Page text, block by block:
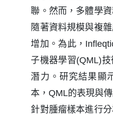
聯。然而，多體學
隨著資料規模與複
增加。為此，
子機器學習(QML)
潛力。研究結果顯
本，QML的表現與
針對腫瘤樣本進行